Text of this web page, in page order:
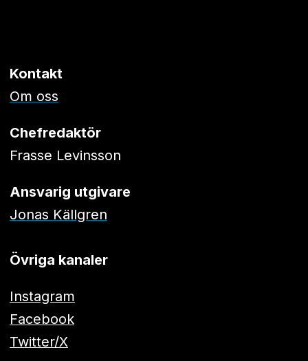
Kontakt
Om oss
Chefredaktör
Frasse Levinsson
Ansvarig utgivare
Jonas Källgren
Övriga kanaler
Instagram
Facebook
Twitter/X